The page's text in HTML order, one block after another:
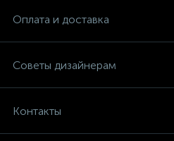
Оплата и доставка
Советы дизайнерам
Контакты